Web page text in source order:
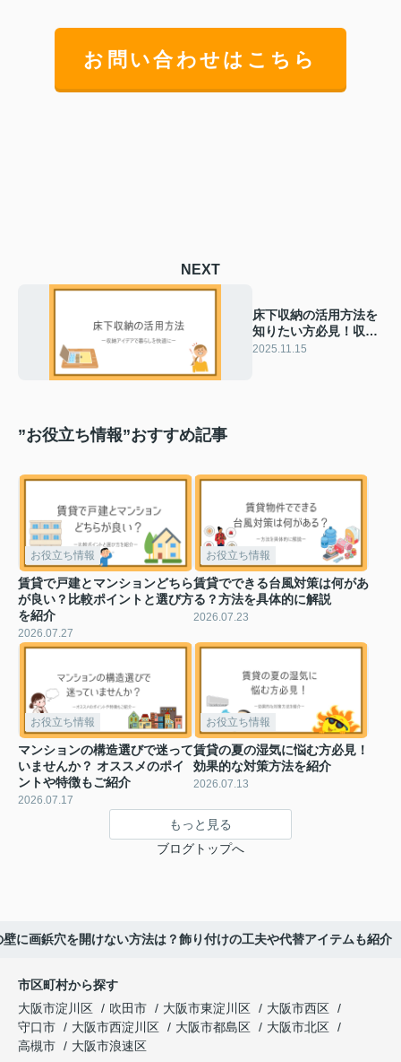
お問い合わせはこちら
NEXT
床下収納の活用方法を
知りたい方必見！収納
アイデアで暮らしを快
2025.11.15
”お役立ち情報”おすすめ記事
お役立ち情報
賃貸で戸建とマンションどちら
が良い？比較ポイントと選び方
を紹介
2026.07.27
お役立ち情報
賃貸でできる台風対策は何があ
る？方法を具体的に解説
2026.07.23
お役立ち情報
マンションの構造選びで迷って
いませんか？ オススメのポイ
ントや特徴もご紹介
2026.07.17
お役立ち情報
賃貸の夏の湿気に悩む方必見！
効果的な対策方法を紹介
2026.07.13
もっと見る
ブログトップへ
壁に画鋲穴を開けない方法は？飾り付けの工夫や代替アイテムも紹介
市区町村から探す
大阪市淀川区
吹田市 大阪市東淀川区
大阪市西区
守口市
大阪市西淀川区 大阪市都島区
大阪市北区
高槻市
大阪市浪速区